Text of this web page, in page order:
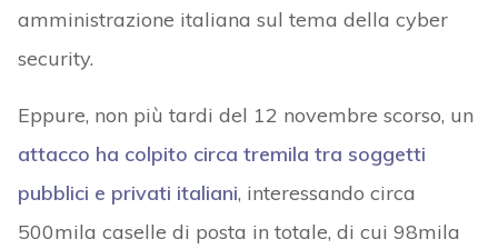
amministrazione italiana sul tema della cyber
security.
Eppure, non più tardi del 12 novembre scorso, un
attacco ha colpito circa tremila tra soggetti
pubblici e privati italiani, interessando circa
500mila caselle di posta in totale, di cui 98mila